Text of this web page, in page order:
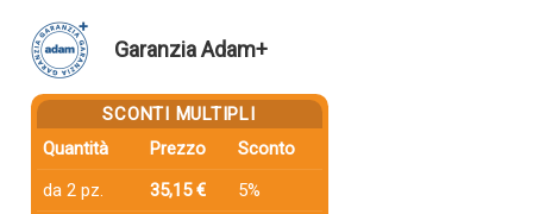
Garanzia Adam+
SCONTI MULTIPLI
Quantità
Prezzo
Sconto
da 2 pz.
35,15 €
5%